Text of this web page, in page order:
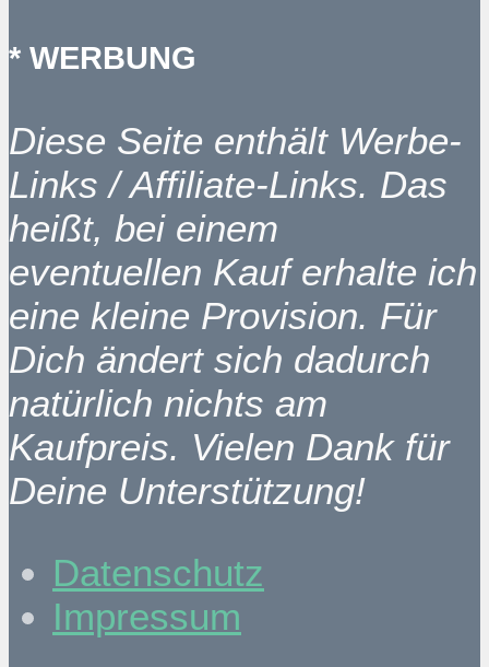
* WERBUNG
Diese Seite enthält Werbe-
Links / Affiliate-Links. Das
heißt, bei einem
eventuellen Kauf erhalte ich
eine kleine Provision. Für
Dich ändert sich dadurch
natürlich nichts am
Kaufpreis. Vielen Dank für
Deine Unterstützung!
Datenschutz
Impressum